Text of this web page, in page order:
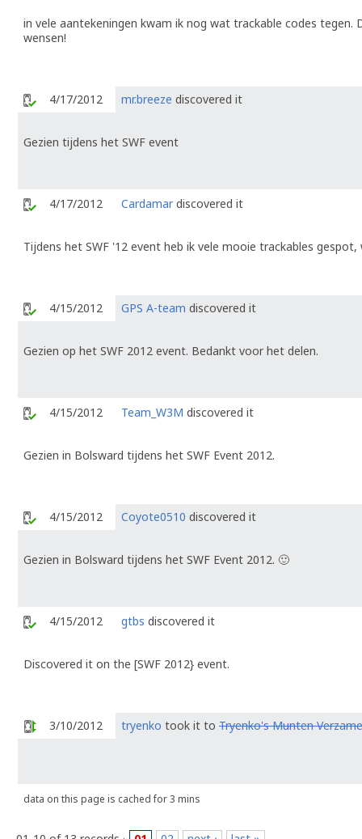
in vele aantekeningen kwam ik nog wat trackable codes tegen.
wensen!
4/17/2012 mr.breeze discovered it
Gezien tijdens het SWF event
4/17/2012 Cardamardiscovered it
Tijdens het SWF '12 event heb ik vele mooie trackables
4/15/2012 GPS A-team discovered it
Gezien op het SWF 2012 event. Bedankt voor het delen.
4/15/2012 Team_W3M discovered it
Gezien in Bolsward tijdens het SWF Event 2012.
4/15/2012 Coyote0510 discovered it
Gezien in Bolsward tijdens het SWF Event 2012. 🙂
4/15/2012 gtbs discovered it
Discovered it on the [SWF 2012} event.
3/10/2012 tryenko took it to Tryenko's Munten
data on this page is cached for 3 mins